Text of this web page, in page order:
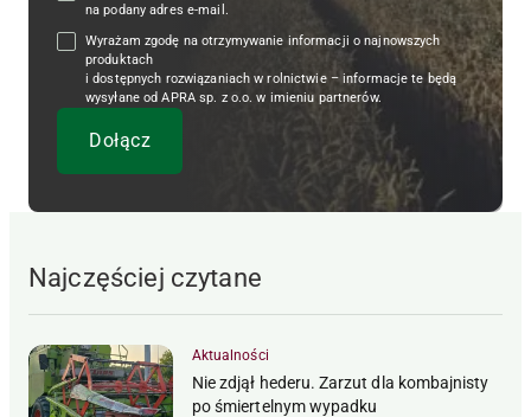
na podany adres e-mail.
Wyrażam zgodę na otrzymywanie informacji o najnowszych
produktach
i dostępnych rozwiązaniach w rolnictwie – informacje te będą
wysyłane od APRA sp. z o.o. w imieniu partnerów.
Najczęściej czytane
Aktualności
Nie zdjął hederu. Zarzut dla kombajnisty
po śmiertelnym wypadku